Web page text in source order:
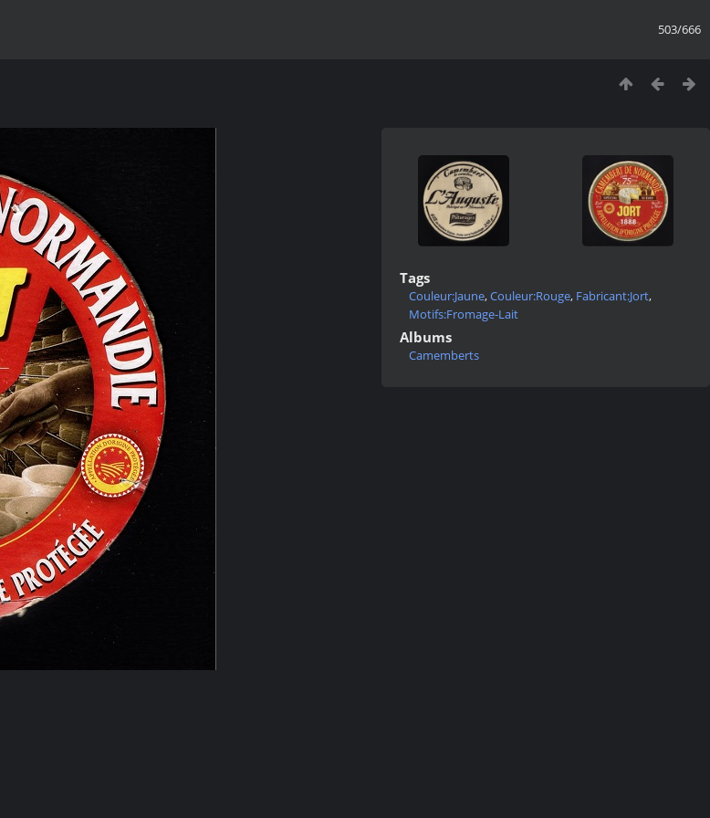
503/666
Tags
Couleur:Jaune,Couleur:Rouge, Fabricant:Jort,
Motifs:Fromage-Lait
Albums
Camemberts